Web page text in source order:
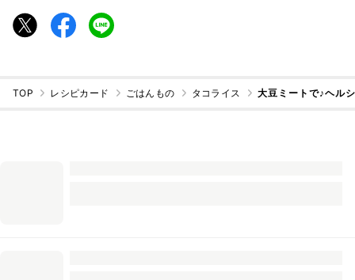
TOP レシピカード ごはんもの タコライス 大豆ミートで♪ヘル